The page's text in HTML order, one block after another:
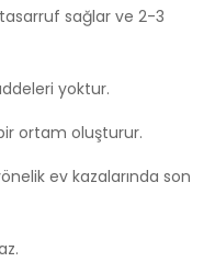
sağlar ve 2-3
yoktur.
ortam oluşturur.
ev kazalarında son